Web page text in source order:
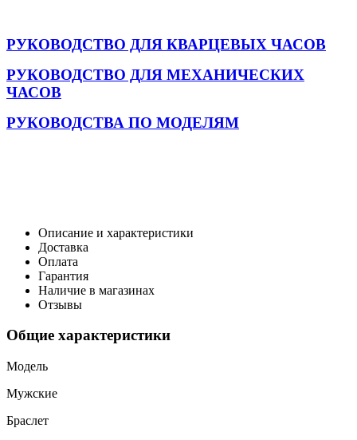
РУКОВОДСТВО ДЛЯ КВАРЦЕВЫХ ЧАСОВ
РУКОВОДСТВО ДЛЯ МЕХАНИЧЕСКИХ
ЧАСОВ
РУКОВОДСТВА ПО МОДЕЛЯМ
Описание и характеристики
Доставка
Оплата
Гарантия
Наличие в магазинах
Отзывы
Общие характеристики
Модель
Мужские
Браслет